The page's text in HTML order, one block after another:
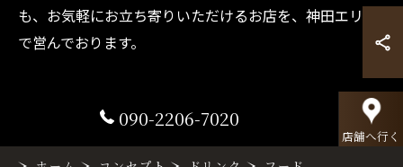
も、お気軽にお立ち寄りいただけるお店を、神田エリア
で営んでおります。
090-2206-7020
店舗へ行く